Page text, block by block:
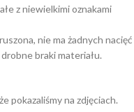
z niewielkimi oznakami
nie ma żadnych nacięć
braki materiału.
pokazaliśmy na zdjęciach.